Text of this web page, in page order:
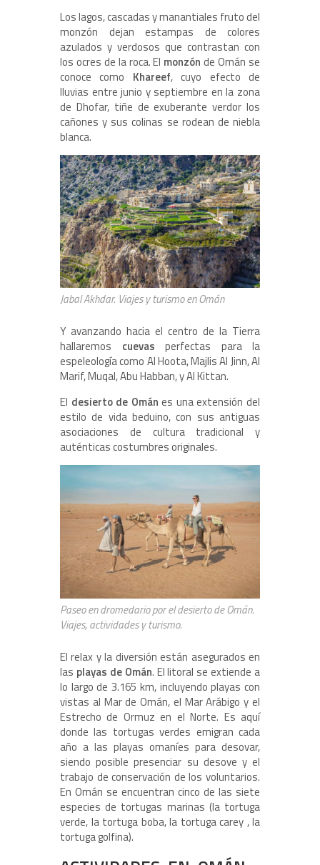
Los lagos, cascadas y manantiales fruto del
monzón dejan estampas de colores
azulados y verdosos que contrastan con
los ocres de la roca. El monzón de Omán se
conoce como Khareef, cuyo efecto de
lluvias entre junio y septiembre en la zona
de Dhofar, tiñe de exuberante verdor los
cañones y sus colinas se rodean de niebla
blanca.
Jabal Akhdar. Viajes y turismo en Omán
Y avanzando hacia el centro de la Tierra
hallaremos cuevas perfectas para la
espeleología como Al Hoota, Majlis Al Jinn, Al
Marif, Muqal, Abu Habban, y Al Kittan.
El desierto de Omán es una extensión del
estilo de vida beduino, con sus antiguas
asociaciones de cultura tradicional y
auténticas costumbres originales.
Paseo en dromedario por el desierto de Omán.
Viajes, actividades y turismo.
El relax y la diversión están asegurados en
las playas de Omán. El litoral se extiende a
lo largo de 3.165 km, incluyendo playas con
vistas al Mar de Omán, el Mar Arábigo y el
Estrecho de Ormuz en el Norte. Es aquí
donde las tortugas verdes emigran cada
año a las playas omaníes para desovar,
siendo posible presenciar su desove y el
trabajo de conservación de los voluntarios.
En Omán se encuentran cinco de las siete
especies de tortugas marinas (la tortuga
verde, la tortuga boba, la tortuga carey , la
tortuga golfina).